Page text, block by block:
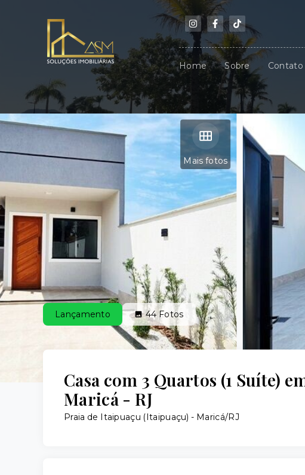
Home Sobre Contato
Mais fotos
Lançamento 44Fotos
Casa com 3 Quartos (1 Suíte)
Maricá - RJ
Praia de Itaipuaçu (Itaipuaçu) - Maricá/RJ